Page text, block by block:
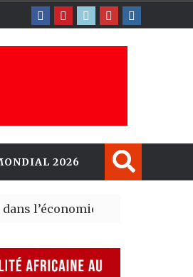
2026
mais trois grands